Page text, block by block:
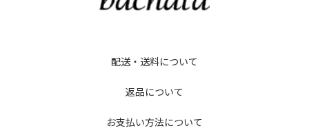
配送・送料について
返品について
お支払い方法について